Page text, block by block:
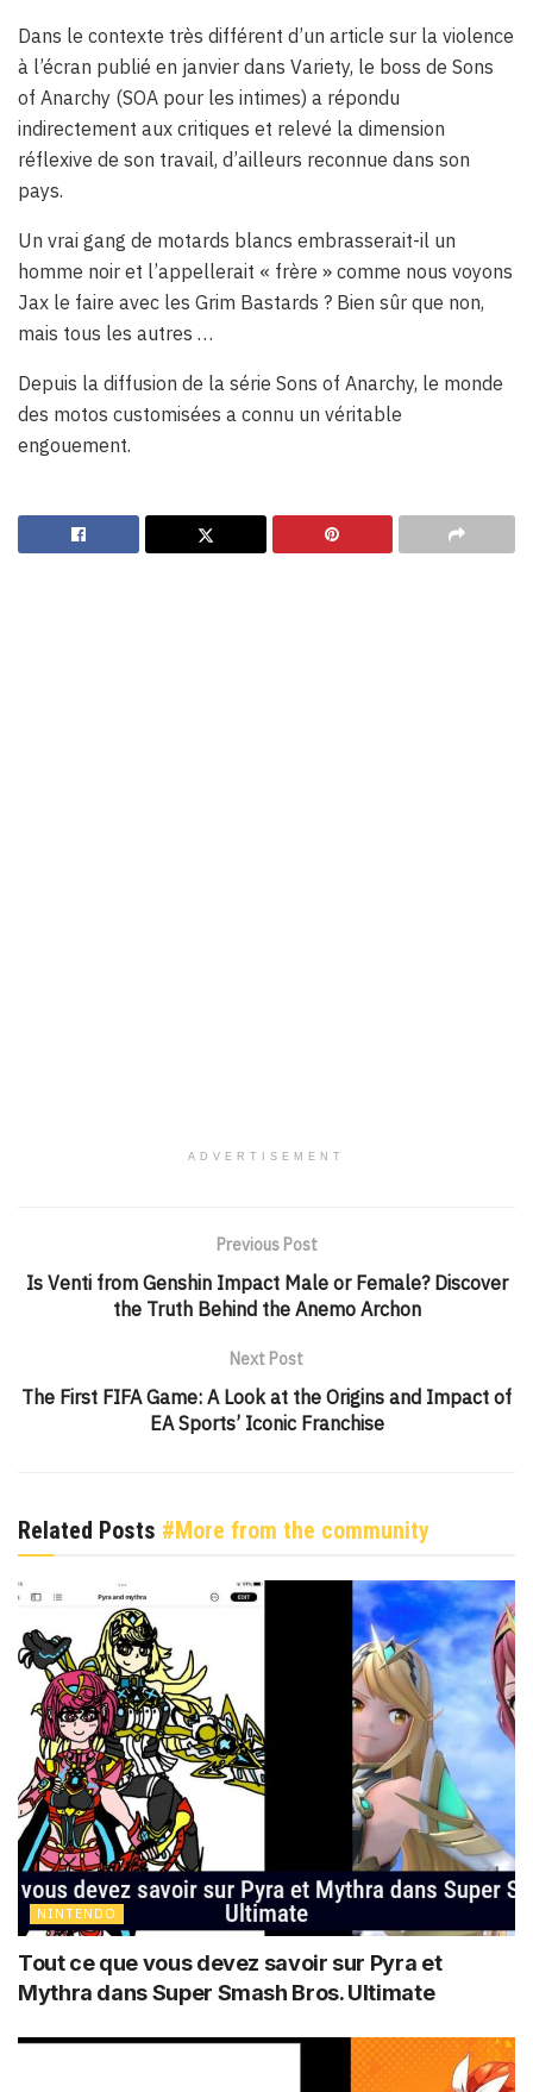
Dans le contexte très différent d’un article sur la violence
à l’écran publié en janvier dans Variety, le boss de Sons
of Anarchy (SOA pour les intimes) a répondu
indirectement aux critiques et relevé la dimension
réflexive de son travail, d’ailleurs reconnue dans son
pays.
Un vrai gang de motards blancs embrasserait-il un
homme noir et l’appellerait « frère » comme nous voyons
Jax le faire avec les Grim Bastards ? Bien sûr que non,
mais tous les autres …
Depuis la diffusion de la série Sons of Anarchy, le monde
des motos customisées a connu un véritable
engouement.
ADVERTISEMENT
Previous Post
Is Venti from Genshin Impact Male or Female? Discover
the Truth Behind the Anemo Archon
Next Post
The First FIFA Game: A Look at the Origins and Impact of
EA Sports’ Iconic Franchise
Related Posts #More from the community
NINTENDO
Tout ce que vous devez savoir sur Pyra et
Mythra dans Super Smash Bros. Ultimate